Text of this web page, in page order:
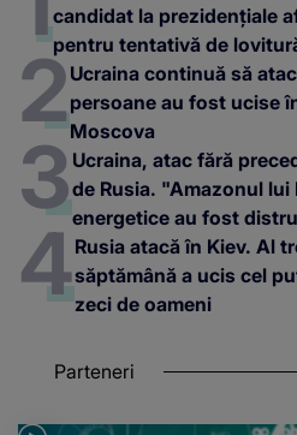
candidat la prezidențiale
pentru tentativă de
Ucraina continuă să
persoane au fost ucise
Moscova
Ucraina, atac fără
de Rusia. "Amazonul
energetice au fost
Rusia atacă în Kiev. Al
săptămână a ucis cel
zeci de oameni
Parteneri